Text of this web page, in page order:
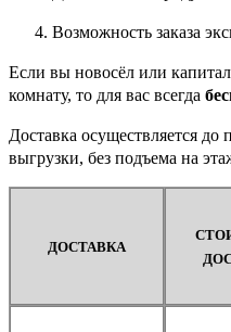
Возможность заказа
Если вы новосёл или
комнату, то для вас всегда
Доставка осуществляется до
выгрузки, без подъема на
ДОСТАВКА